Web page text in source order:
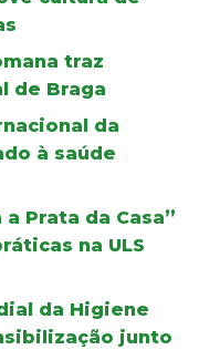
traz
de Braga
da
à saúde
Prata da Casa”
na ULS
da Higiene
junto